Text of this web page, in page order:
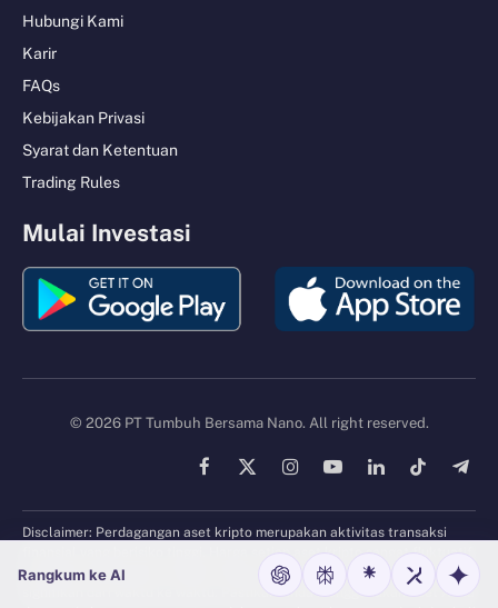
Hubungi Kami
Karir
FAQs
Kebijakan Privasi
Syarat dan Ketentuan
Trading Rules
Mulai Investasi
© 2026 PT Tumbuh Bersama Nano. All right reserved.
Facebook
X
InstagramYouTubeLinkedInTikTok
Disclaimer: Perdagangan aset kripto merupakan aktivitas transaksi
mengikuti harga pasar, dimana harga aset kripto dapat berubah secara
Rangkum ke AI